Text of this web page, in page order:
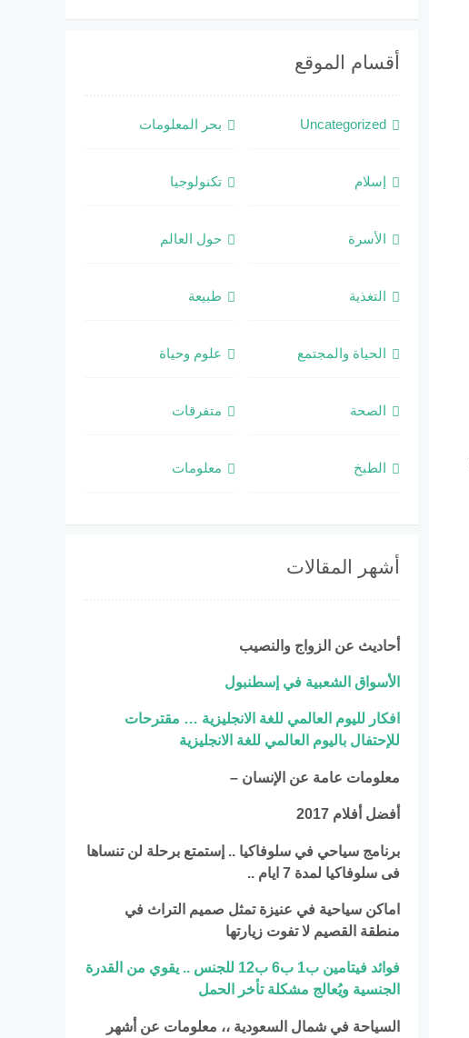
أقسام الموقع
Uncategorized
إسلام
الأسرة
التغذية
الحياة والمجتمع
الصحة
الطبخ
بحر المعلومات
تكنولوجيا
حول العالم
طبيعة
علوم وحياة
متفرقات
معلومات
أشهر المقالات
أحاديث عن الزواج والنصيب
الأسواق الشعبية في إسطنبول
افكار لليوم العالمي للغة الانجليزية … مقترحات
للإحتفال باليوم العالمي للغة الانجليزية
معلومات عامة عن الإنسان –
أفضل أفلام 2017
برنامج سياحي في سلوفاكيا .. إستمتع برحلة لن تنساها
فى سلوفاكيا لمدة 7 ايام ..
اماكن سياحية في عنيزة تمثل صميم التراث في
منطقة القصيم لا تفوت زيارتها
فوائد فيتامين ب1 ب6 ب12 للجنس .. يقوي من القدرة
الجنسية ويُعالج مشكلة تأخر الحمل
السياحة في شمال السعودية ،، معلومات عن أشهر